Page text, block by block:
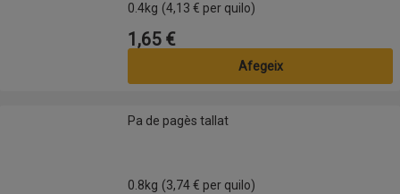
0.4kg (4,13 € per quilo)
Preu
1,65 €
Afegeix
Pa de pagès tallat
0.8kg (3,74 € per quilo)